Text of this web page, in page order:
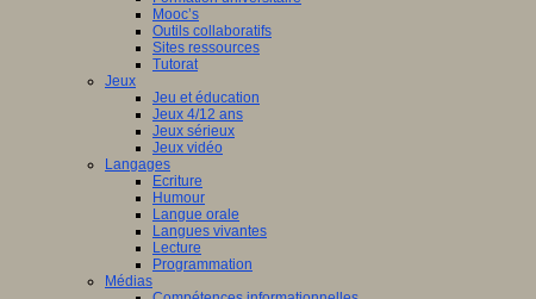
Mooc’s
Outils collaboratifs
Sites ressources
Tutorat
Jeux
Jeu et éducation
Jeux 4/12 ans
Jeux sérieux
Jeux vidéo
Langages
Ecriture
Humour
Langue orale
Langues vivantes
Lecture
Programmation
Médias